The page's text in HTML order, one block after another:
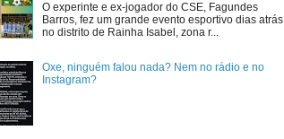
O experinte e ex-jogador do CSE, Fagundes
Barros, fez um grande evento esportivo dias atrás
no distrito de Rainha Isabel, zona r...
Oxe, ninguém falou nada? Nem no rádio e no
Instagram?